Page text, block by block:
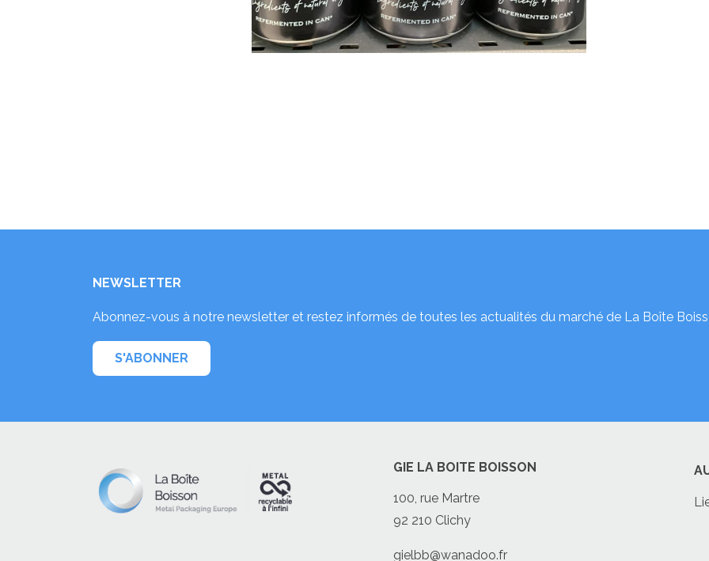
NEWSLETTER
Abonnez-vous à notre newsletter et restez informés de toutes les actualités du marché de La Boîte
S'ABONNER
GIE LA BOITE BOISSON
100, rue Martre
92 210 Clichy
gielbb@wanadoo.fr